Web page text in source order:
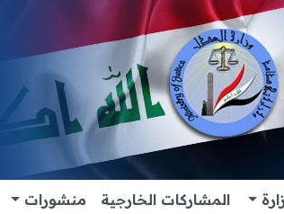
المشاركات الخارجية منشورات